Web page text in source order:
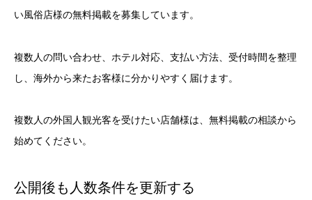
い風俗店様の無料掲載を募集しています。
複数人の問い合わせ、ホテル対応、支払い方法、受付時間を整理
し、海外から来たお客様に分かりやすく届けます。
複数人の外国人観光客を受けたい店舗様は、無料掲載の相談から
始めてください。
公開後も人数条件を更新する